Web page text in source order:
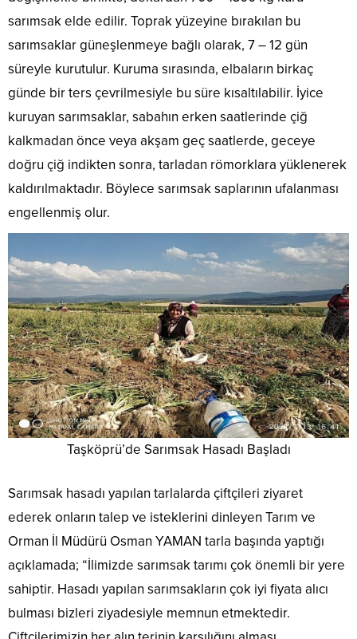
sarımsak elde edilir. Toprak yüzeyine bırakılan bu
sarımsaklar güneşlenmeye bağlı olarak, 7 – 12 gün
süreyle kurutulur. Kuruma sırasında, elbaların birkaç
günde bir ters çevrilmesiyle bu süre kısaltılabilir. İyice
kuruyan sarımsaklar, sabahın erken saatlerinde çiğ
kalkmadan önce veya akşam geç saatlerde, geceye
doğru çiğ indikten sonra, tarladan römorklara yüklenerek
kaldırılmaktadır. Böylece sarımsak saplarının ufalanması
engellenmiş olur.
Taşköprü’de Sarımsak Hasadı Başladı
Sarımsak hasadı yapılan tarlalarda çiftçileri ziyaret
ederek onların talep ve isteklerini dinleyen Tarım ve
Orman İl Müdürü Osman YAMAN tarla başında yaptığı
açıklamada; “İlimizde sarımsak tarımı çok önemli bir yere
sahiptir. Hasadı yapılan sarımsakların çok iyi fiyata alıcı
bulması bizleri ziyadesiyle memnun etmektedir.